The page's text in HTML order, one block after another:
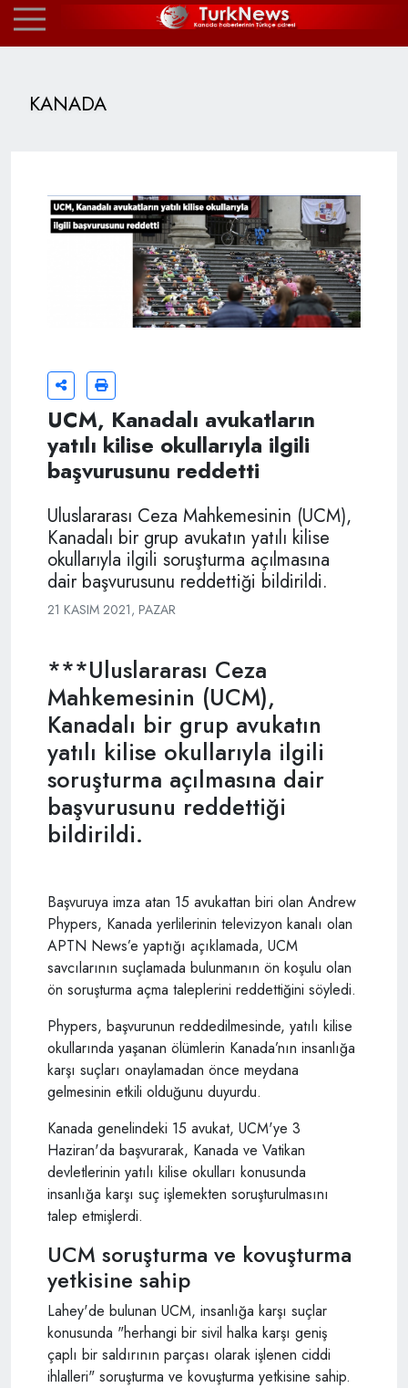
KANADA
UCM, Kanadalı avukatların
yatılı kilise okullarıyla ilgili
başvurusunu reddetti
Uluslararası Ceza Mahkemesinin (UCM),
Kanadalı bir grup avukatın yatılı kilise
okullarıyla ilgili soruşturma açılmasına
dair başvurusunu reddettiği bildirildi.
21 KASIM 2021, PAZAR
***Uluslararası Ceza
Mahkemesinin (UCM),
Kanadalı bir grup avukatın
yatılı kilise okullarıyla ilgili
soruşturma açılmasına dair
başvurusunu reddettiği
bildirildi.
Başvuruya imza atan 15 avukattan biri olan Andrew
Phypers, Kanada yerlilerinin televizyon kanalı olan
APTN News’e yaptığı açıklamada, UCM
savcılarının suçlamada bulunmanın ön koşulu olan
ön soruşturma açma taleplerini reddettiğini söyledi.
Phypers, başvurunun reddedilmesinde, yatılı kilise
okullarında yaşanan ölümlerin Kanada’nın insanlığa
karşı suçları onaylamadan önce meydana
gelmesinin etkili olduğunu duyurdu.
Kanada genelindeki 15 avukat, UCM'ye 3
Haziran'da başvurarak, Kanada ve Vatikan
devletlerinin yatılı kilise okulları konusunda
insanlığa karşı suç işlemekten soruşturulmasını
talep etmişlerdi.
UCM soruşturma ve kovuşturma
yetkisine sahip
Lahey'de bulunan UCM, insanlığa karşı suçlar
konusunda "herhangi bir sivil halka karşı geniş
çaplı bir saldırının parçası olarak işlenen ciddi
ihlalleri" soruşturma ve kovuşturma yetkisine sahip.